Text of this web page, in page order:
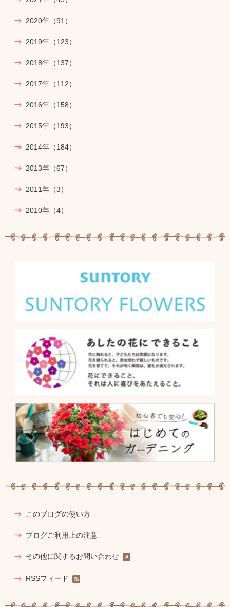
2020年 （91）
2019年 （123）
2018年 （137）
2017年 （112）
2016年 （158）
2015年 （193）
2014年 （184）
2013年 （67）
2011年 （3）
2010年 （4）
このブログの使い方
ブログご利用上の注意
その他に関するお問い合わせ
RSSフィード